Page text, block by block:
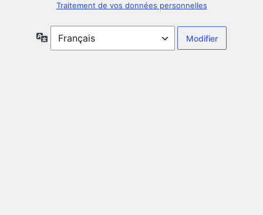
Traitement de vos données personnelles
Langue